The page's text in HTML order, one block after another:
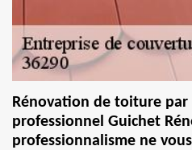
Rénovation de toiture par
professionnel Guichet
professionnalisme ne